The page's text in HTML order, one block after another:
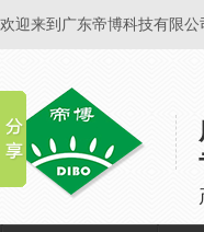
欢迎来到广东帝博科技有限公